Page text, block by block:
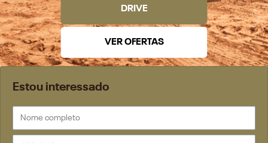
Estou interessado
DRIVE
VER OFERTAS